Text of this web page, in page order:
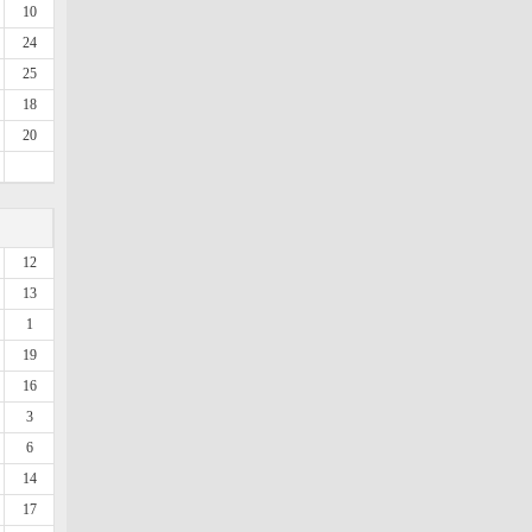
10
24
25
18
20
12
13
1
19
16
3
6
14
17